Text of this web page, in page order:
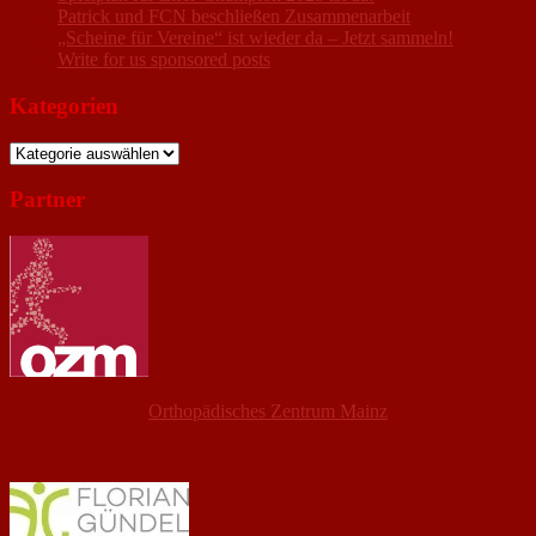
Patrick und FCN beschließen Zusammenarbeit
„Scheine für Vereine“ ist wieder da – Jetzt sammeln!
Write for us sponsored posts
Kategorien
Kategorien
Partner
Orthopädisches Zentrum Mainz